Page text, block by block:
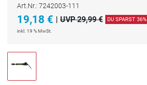
Art.Nr.: 7242003-111
19,18 € | UVP 29,99 € DU SPARST 36%
inkl. 19 % MwSt.